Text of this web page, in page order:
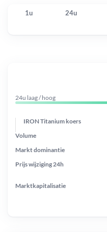
1u 24u
24u laag / hoog
IRON Titanium koers
Prijs wijziging 24h
Markt dominantie
Marktkapitalisatie
Volume